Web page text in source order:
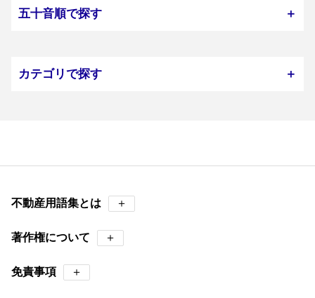
五十音順で探す ＋
カテゴリで探す ＋
不動産用語集とは ＋
著作権について ＋
免責事項 ＋